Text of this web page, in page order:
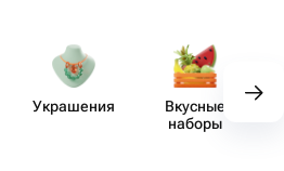
Украшения
Вкусные
наборы